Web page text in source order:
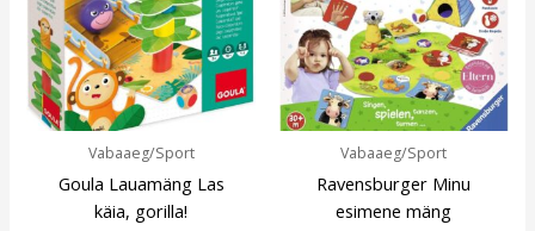
Vabaaeg/Sport
Goula Lauamäng Las
käia, gorilla!
Vabaaeg/Sport
Ravensburger Minu
esimene mäng